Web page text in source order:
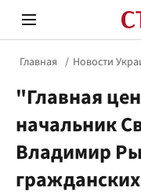
Стоп Политической
Главная Новости
"Главная
начальник
Владимир